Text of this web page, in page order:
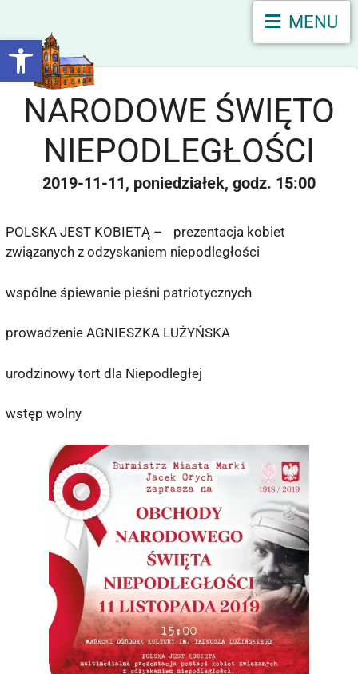
Otwórz pasek narzędzi
MENU
NARODOWE ŚWIĘTO
NIEPODLEGŁOŚCI
2019-11-11 poniedziałek 15:00
POLSKA JEST KOBIETĄ – prezentacja kobiet
związanych z odzyskaniem niepodległości
wspólne śpiewanie pieśni patriotycznych
prowadzenie AGNIESZKA LUŻYŃSKA
urodzinowy tort dla Niepodległej
wstęp wolny